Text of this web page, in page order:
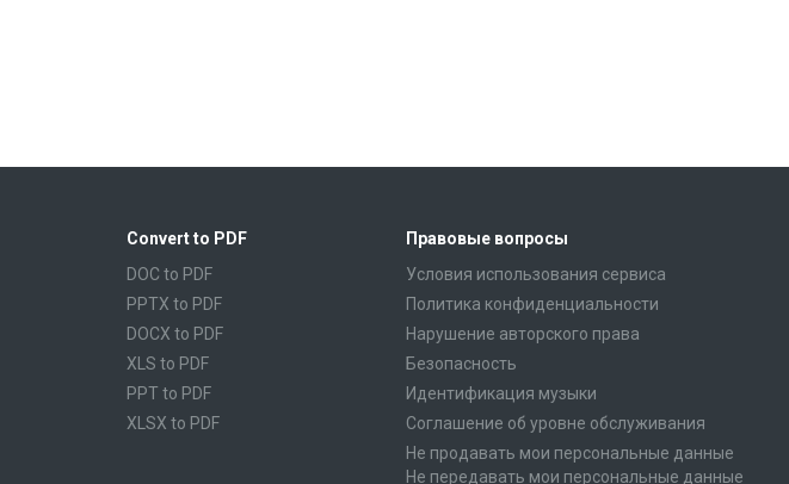
Convert to PDF
DOC to PDF
PPTX to PDF
DOCX to PDF
XLS to PDF
PPT to PDF
XLSX to PDF
Правовые вопросы
Условия использования сервиса
Политика конфиденциальности
Нарушение авторского права
Безопасность
Идентификация музыки
Соглашение об уровне обслуживания
Не продавать мои персональные данные
Не передавать мои персональные данные